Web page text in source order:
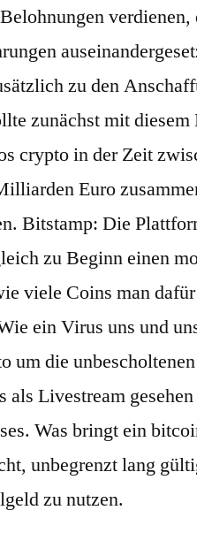
zu den
zunächst mit
crypto in der Zeit
Euro
Bitstamp: Die
zu Beginn einen
viele Coins man
ein Virus uns und
um die
als Livestream
Was bringt ein
unbegrenzt lang
zu nutzen.